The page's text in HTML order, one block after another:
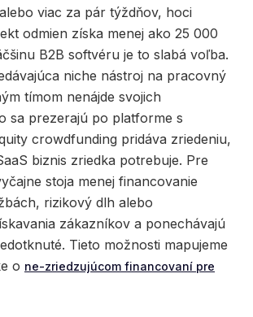
viac za pár týždňov, hoci
odmien získa menej ako 25 000
B2B softvéru je to slabá voľba.
niche nástroj na pracovný
tímom nenájde svojich
sa prezerajú po platforme s
crowdfunding pridáva zriedeniu,
biznis zriedka potrebuje. Pre
stoja menej financovanie
rizikový dlh alebo
zákazníkov a ponechávajú
Tieto možnosti mapujeme
o ne-zriedzujúcom financovaní pre